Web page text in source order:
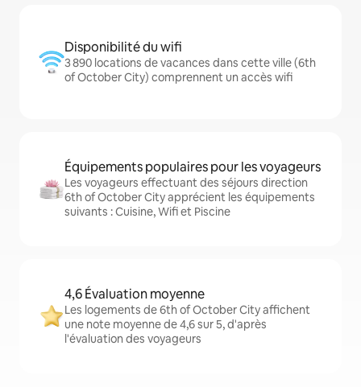
Disponibilité du wifi
3 890 locations de vacances dans cette ville (6th
of October City) comprennent un accès wifi
Équipements populaires pour les voyageurs
Les voyageurs effectuant des séjours direction
6th of October City apprécient les équipements
suivants : Cuisine, Wifi et Piscine
4,6 Évaluation moyenne
Les logements de 6th of October City affichent
une note moyenne de 4,6 sur 5, d'après
l'évaluation des voyageurs